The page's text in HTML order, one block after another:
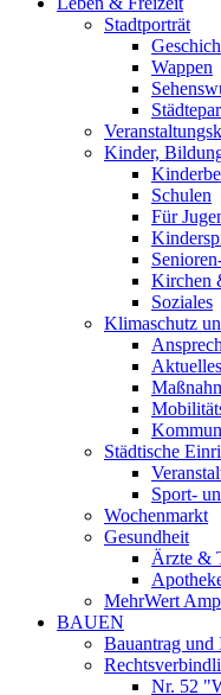
Stadtporträt
Wappen
Kinder,
Schulen
Für
Kirchen
Soziales
Klimaschutz
Städtische
Sport-
Wochenmarkt
Gesundheit
Ärzte &
MehrWert
BAUEN
Bauantrag und
Nr. 52